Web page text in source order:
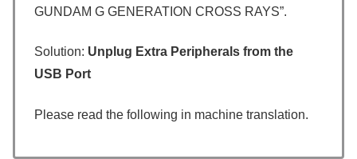
GUNDAM G GENERATION CROSS RAYS”.
Solution: Unplug Extra Peripherals from the
USB Port
Please read the following in machine translation.